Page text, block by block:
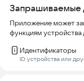
Запрашиваемые
Приложение может
функциям
Идентификаторы
ID устройства или